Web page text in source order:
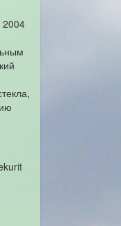
2004